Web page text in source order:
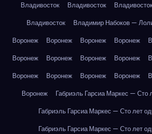
Владивосток
Владивосток
Владивосток
Владимир Набоков —
Воронеж
Воронеж Воронеж Воронеж
Воронеж
Воронеж Воронеж Воронеж
Воронеж
Воронеж Воронеж Воронеж
Воронеж
Габриэль Гарсиа Маркес — Сто
Габриэль Гарсиа Маркес — Сто лет
Габриэль Гарсиа Маркес — Сто лет